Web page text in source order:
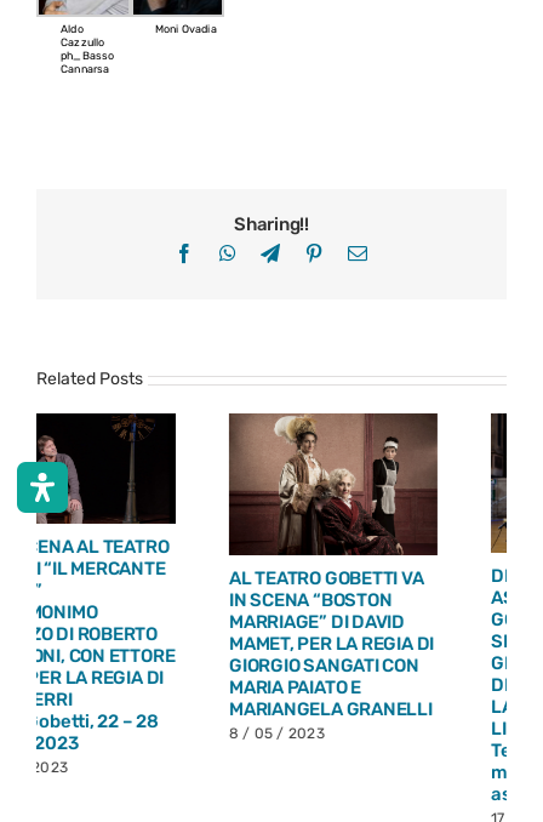
Aldo
Cazzullo
ph_Basso
Cannarsa
Moni Ovadia
Sharing!!
FacebookWhatsApp
TelegramPinterestEmail
Related Posts
AL TEATRO GOBETTI VA
IN SCENA “BOSTON
MARRIAGE” DI DAVID
MAMET, PER LA REGIA DI
GIORGIO SANGATI CON
MARIA PAIATO E
MARIANGELA GRANELLI
8 / 05 / 2023
DEBUTTA IN PRIMA
ASSOLUTA AL TEATRO
GOBETTI DI TORINO LO
SPETTACOLO “COME NEI
GIORNI MIGLIORI” DI
DIEGO PLEUTERI, PER
LA REGIA DI LEONARDO
LIDI